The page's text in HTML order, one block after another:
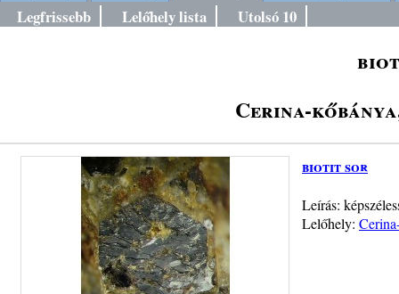
Legfrissebb
Lelőhely lista Utolsó 10
Cerina-
biotit sor
Leírás:
Lelőhely: